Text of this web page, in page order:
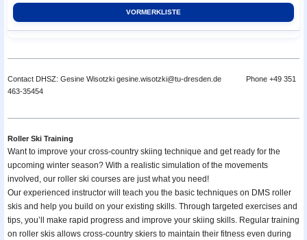
Contact DHSZ: Gesine Wisotzki gesine.wisotzki@tu-dresden.de Phone +49 351
463-35454
Roller Ski Training
Want to improve your cross-country skiing technique and get ready for the
upcoming winter season? With a realistic simulation of the movements
involved, our roller ski courses are just what you need!
Our experienced instructor will teach you the basic techniques on DMS roller
skis and help you build on your existing skills. Through targeted exercises and
tips, you’ll make rapid progress and improve your skiing skills. Regular training
on roller skis allows cross-country skiers to maintain their fitness even during